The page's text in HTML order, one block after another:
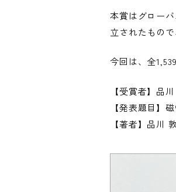
本賞はグロー
立されたもの
今回は、全
【受賞者】品
【発表題目】
【著者】品川